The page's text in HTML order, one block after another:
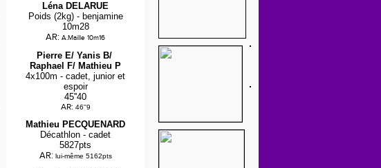
Léna DELARUE
Poids (2kg) - benjamine
10m28
AR: A.Maille 10m16
Pierre E/ Yanis B/
Raphael F/ Mathieu P
4x100m - cadet, junior et
espoir
45''40
AR: 46''9
Mathieu PECQUENARD
Décathlon - cadet
5827pts
AR: lui-même 5162pts